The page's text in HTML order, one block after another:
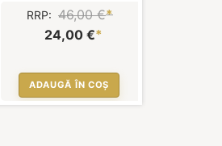
RRP: 46,00 €*
24,00 €*
ADAUGĂ ÎN COȘ